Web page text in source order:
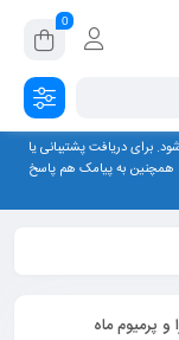
0
برای دریافت پشتیبانی یا
و بله 09357880851 تماس بگیرید. همچنین به پیامک هم پاسخ
پرمیوم ماه